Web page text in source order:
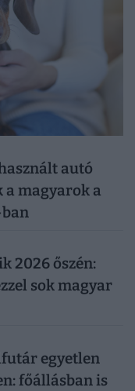
autó
a magyarok a
2026 őszén:
sok magyar
egyetlen
főállásban is